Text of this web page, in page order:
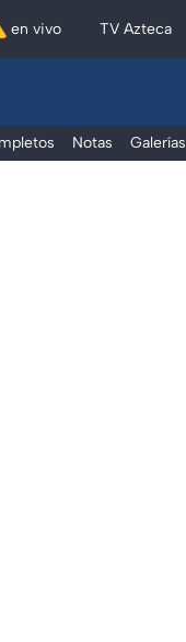
en vivo TV Azteca
Notas Galerías